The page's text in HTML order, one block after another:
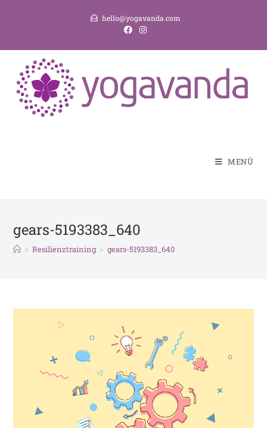
hello@yogavanda.com
MENÜ
gears-5193383_640
> Resilienztraining > gears-5193383_640